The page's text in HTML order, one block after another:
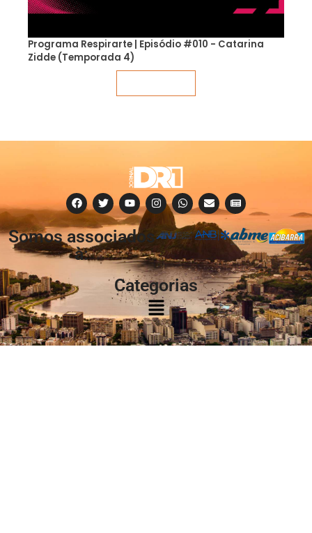
Programa Respirarte | Episódio #010 - Catarina
Zidde (Temporada 4)
Somos associados
à:
Categorias